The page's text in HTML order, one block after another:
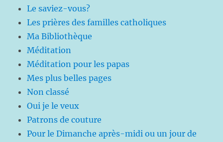
Le saviez-vous?
Les prières des familles catholiques
Ma Bibliothèque
Méditation
Méditation pour les papas
Mes plus belles pages
Non classé
Oui je le veux
Patrons de couture
Pour le Dimanche après-midi ou un jour de